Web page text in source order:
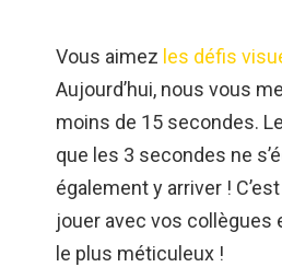
Vous aimez les défis
Aujourd’hui, nous vous
moins de 15 secondes.
que les 3 secondes ne
également y arriver ! C’est
jouer avec vos
le plus méticuleux !